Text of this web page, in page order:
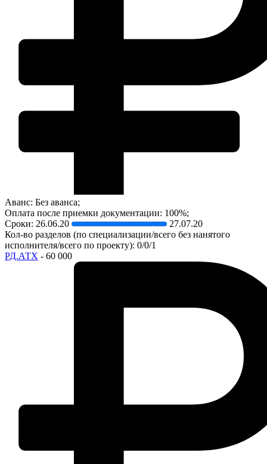
Аванс: Без аванса;
Оплата после приемки документации: 100%;
Сроки: 26.06.20
27.07.20
Кол-во разделов (по специализации/всего без нанятого
исполнителя/всего по проекту): 0/0/1
РД.АТХ - 60 000